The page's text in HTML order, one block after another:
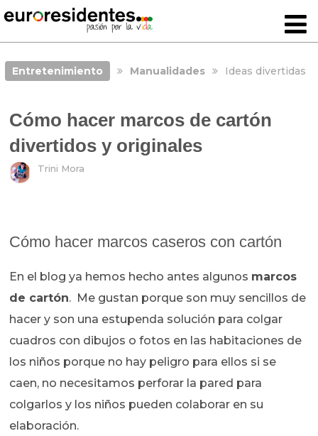
Entretenimiento Manualidades Ideas divertidas
Cómo hacer marcos de cartón
divertidos y originales
Trini Mora
Cómo hacer marcos caseros con cartón
En el blog ya hemos hecho antes algunos marcos
de cartón. Me gustan porque son muy sencillos de
hacer y son una estupenda solución para colgar
cuadros con dibujos o fotos en las habitaciones de
los niños porque no hay peligro para ellos si se
caen, no necesitamos perforar la pared para
colgarlos y los niños pueden colaborar en su
elaboración.